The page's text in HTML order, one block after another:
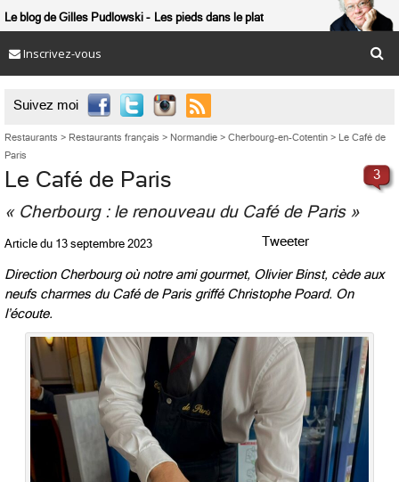
Le blog de Gilles Pudlowski Les pieds dans le plat
Inscrivez-vous
Suivez moi 
Restaurants > Restaurants français > Normandie > Cherbourg-en-Cotentin > Le Café de
Paris
3
Le Café de Paris
« Cherbourg : le renouveau du Café de Paris »
Article du 13 septembre 2023 Tweeter
Direction Cherbourg où notre ami gourmet, Olivier Binst, cède aux
neufs charmes du Café de Paris griffé Christophe Poard. On
l’écoute.